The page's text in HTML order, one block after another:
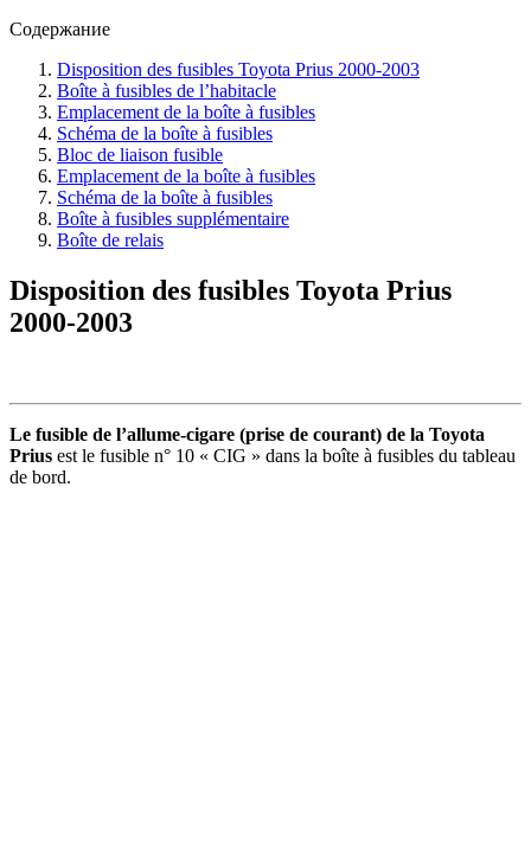
Содержание
Disposition des fusibles Toyota Prius 2000-2003
Boîte à fusibles de l’habitacle
Emplacement de la boîte à fusibles
Schéma de la boîte à fusibles
Bloc de liaison fusible
Emplacement de la boîte à fusibles
Schéma de la boîte à fusibles
Boîte à fusibles supplémentaire
Boîte de relais
Disposition des fusibles Toyota Prius
2000-2003
Le fusible de l’allume-cigare (prise de courant) de la Toyota
Prius est le fusible n° 10 « CIG » dans la boîte à fusibles du tableau
de bord.